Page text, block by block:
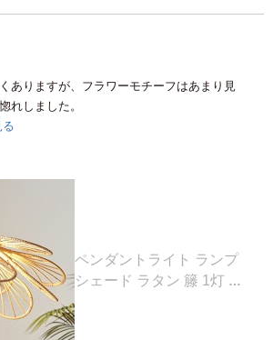
ありますが、フラワーモチーフはあまり見
れしました。
る
ペンダントライト ランプ
シェード ラタン 籐 1灯 口